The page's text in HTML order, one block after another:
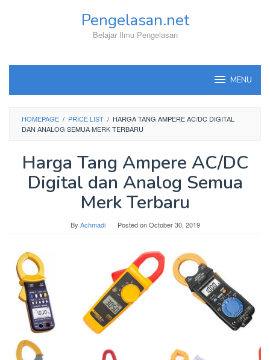
Pengelasan.net
Belajar Ilmu Pengelasan
MENU
HOMEPAGE / PRICE LIST / HARGA TANG AMPERE AC/DC DIGITAL
DAN ANALOG SEMUA MERK TERBARU
Harga Tang Ampere AC/DC
Digital dan Analog Semua
Merk Terbaru
By Achmadi Posted onOctober 30, 2019